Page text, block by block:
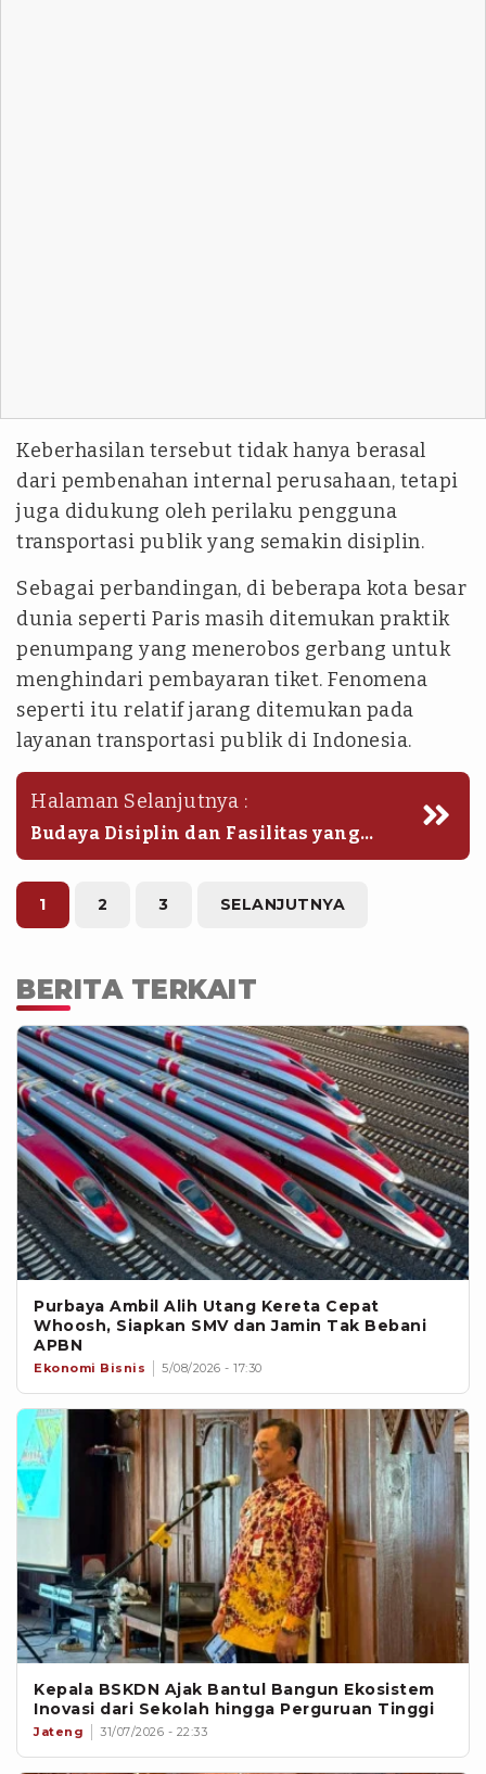
Keberhasilan tersebut tidak hanya berasal
dari pembenahan internal perusahaan, tetapi
juga didukung oleh perilaku pengguna
transportasi publik yang semakin disiplin.
Sebagai perbandingan, di beberapa kota besar
dunia seperti Paris masih ditemukan praktik
penumpang yang menerobos gerbang untuk
menghindari pembayaran tiket. Fenomena
seperti itu relatif jarang ditemukan pada
layanan transportasi publik di Indonesia.
Halaman Selanjutnya :
Budaya Disiplin dan Fasilitas yang
Memahami Kebutuhan Masyarakat
1 2 3 SELANJUTNYA
BERITA TERKAIT
Purbaya Ambil Alih Utang Kereta Cepat
Whoosh, Siapkan SMV dan Jamin Tak Bebani
APBN
Ekonomi Bisnis 5/08/2026 - 17:30
Kepala BSKDN Ajak Bantul Bangun Ekosistem
Inovasi dari Sekolah hingga Perguruan Tinggi
Jateng 31/07/2026 - 22:33